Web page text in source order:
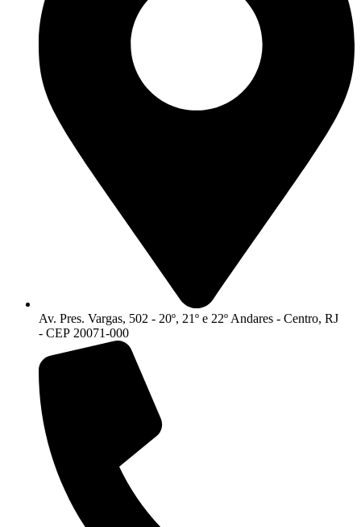
Av. Pres. Vargas, 502 - 20º, 21º e 22º Andares - Centro, RJ
- CEP 20071-000